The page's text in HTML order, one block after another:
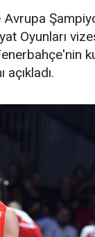
Oyunları
açıkladı.